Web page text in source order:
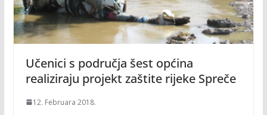
Učenici s područja šest općina
realiziraju projekt zaštite rijeke Spreče
12. Februara 2018.